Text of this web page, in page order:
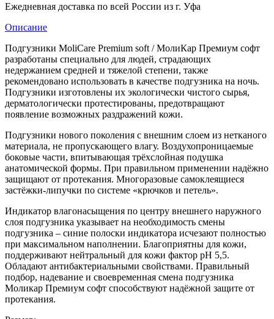
Ежедневная доставка по всей России из г. Уфа
Описание
Подгузники MoliCare Premium soft / МолиКар Премиум софт
разработаны специально для людей, страдающих
недержанием средней и тяжелой степени, также
рекомендовано использовать в качестве подгузника на ночь.
Подгузники изготовлены их экологически чистого сырья,
дерматологически протестированы, предотвращают
появление возможных раздражений кожи.
Подгузники нового поколения с внешним слоем из нетканого
материала, не пропускающего влагу. Воздухопроницаемые
боковые части, впитывающая трёхслойная подушка
анатомической формы. При правильном применении надёжно
защищают от протекания. Многоразовые самоклеящиеся
застёжки-липучки по системе «крючков и петель».
Индикатор влагонасыщения по центру внешнего наружного
слоя подгузника указывает на необходимость смены
подгузника – синие полоски индикатора исчезают полностью
при максимальном наполнении. Благоприятны для кожи,
поддерживают нейтральный для кожи фактор pH 5,5.
Обладают антибактериальными свойствами. Правильный
подбор, надевание и своевременная смена подгузника
Моликар Премиум софт способствуют надёжной защите от
протекания.